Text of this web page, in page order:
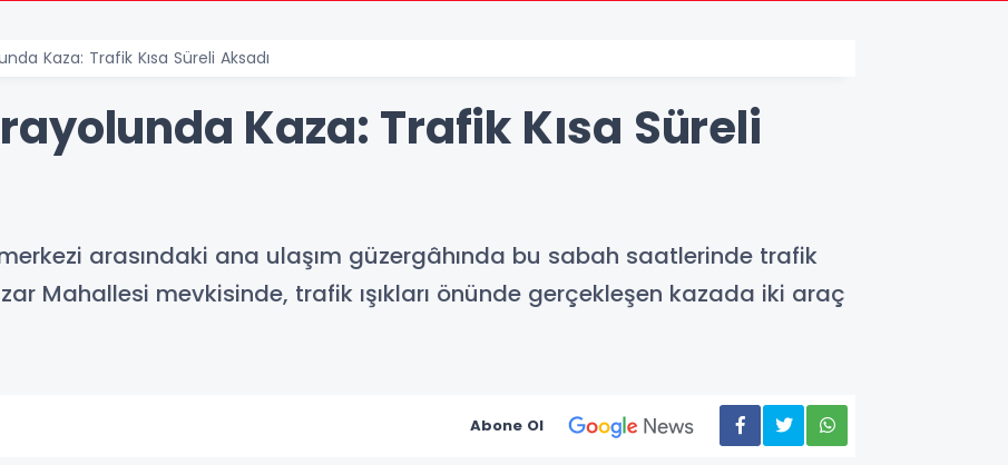
Kaza: Trafik Kısa Süreli Aksadı
Kaza: Trafik Kısa Süreli
arasındaki ana ulaşım güzergâhında bu sabah saatlerinde trafik
Mahallesi mevkisinde, trafik ışıkları önünde gerçekleşen kazada iki araç
Abone Ol